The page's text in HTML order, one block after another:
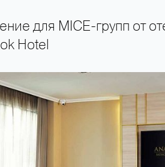
+66 89 009 50 00 — горячая линия
для MICE-групп от
Hotel